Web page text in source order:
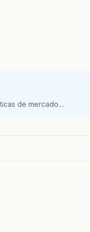
de mercado....